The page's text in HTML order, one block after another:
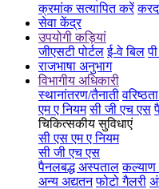
क्रमांक सत्यापित करें
सेवा केंद्र
उपयोगी कड़ियां
जीएसटी पोर्टल ई-वे बिल
राजभाषा अनुभाग
विभागीय अधिकारी
स्थानांतरण/तैनाती
एम ए नियम सी जी एच एस
चिकित्सकीय सुविधाएं
सी एस एम ए नियम
सी जी एच एस
पैनलबद्ध अस्पताल
अन्य अद्यतन फोटो गैलरी